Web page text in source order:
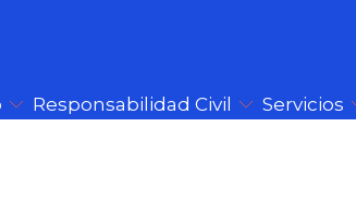
Responsabilidad Civil Servicios